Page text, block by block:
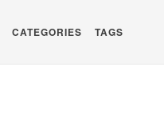
CATEGORIES TAGS